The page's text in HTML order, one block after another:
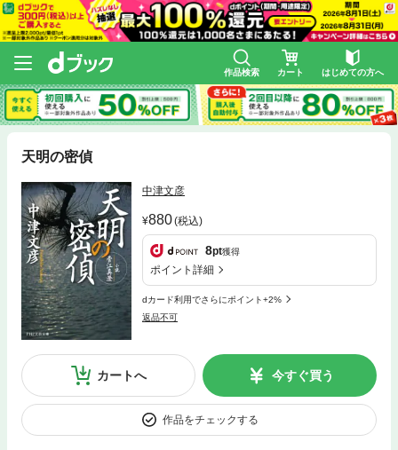
作品検索 カート はじめての方へ
天明の密偵
中津文彦
880(税込)
8pt獲得
ポイント詳細
dカード利用でさらにポイント+2%
返品不可
カートへ 今すぐ買う
作品をチェックする